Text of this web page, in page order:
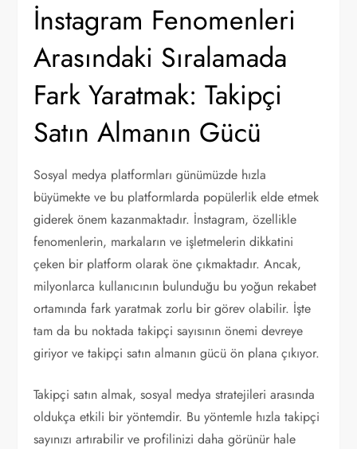
İnstagram Fenomenleri
Arasındaki Sıralamada
Fark Yaratmak: Takipçi
Satın Almanın Gücü
Sosyal medya platformları günümüzde hızla
büyümekte ve bu platformlarda popülerlik elde etmek
giderek önem kazanmaktadır. İnstagram, özellikle
fenomenlerin, markaların ve işletmelerin dikkatini
çeken bir platform olarak öne çıkmaktadır. Ancak,
milyonlarca kullanıcının bulunduğu bu yoğun rekabet
ortamında fark yaratmak zorlu bir görev olabilir. İşte
tam da bu noktada takipçi sayısının önemi devreye
giriyor ve takipçi satın almanın gücü ön plana çıkıyor.
Takipçi satın almak, sosyal medya stratejileri arasında
oldukça etkili bir yöntemdir. Bu yöntemle hızla takipçi
sayınızı artırabilir ve profilinizi daha görünür hale